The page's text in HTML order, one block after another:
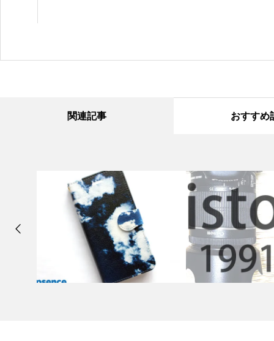
関連記事 おすすめ